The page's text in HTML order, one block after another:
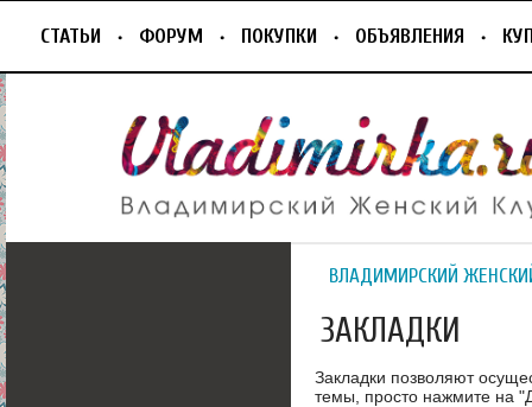
СТАТЬИ ФОРУМ ПОКУПКИ ОБЪЯВЛЕНИЯ
ВЛАДИМИРСКИЙ
ЗАКЛАДКИ
Закладки позволяют
темы, просто нажмите на